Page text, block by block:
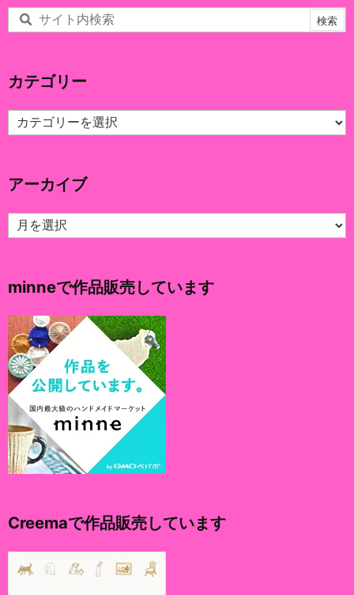
カテゴリー
カ
テ
ー
アーカイブ
ア
ー
ブ
minneで作品販売しています
Creemaで作品販売しています